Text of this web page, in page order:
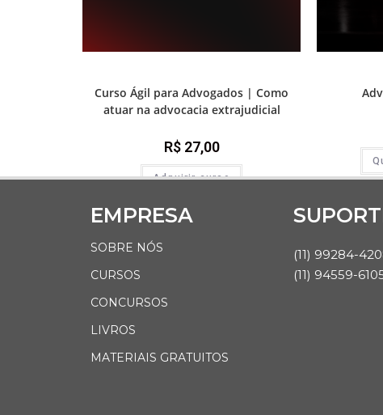
Curso Ágil para Advogados | Como
atuar na advocacia extrajudicial
R$27,00
Adquirir curso
EMPRESA
SOBRE NÓS
CURSOS
CONCURSOS
LIVROS
MATERIAIS GRATUITOS
(11) 99284-
(11) 94559-